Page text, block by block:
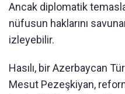
Ancak diplomatik
nüfusun haklarını
izleyebilir.
Hasılı, bir Azerbaycan
Mesut Pezeşkiyan,